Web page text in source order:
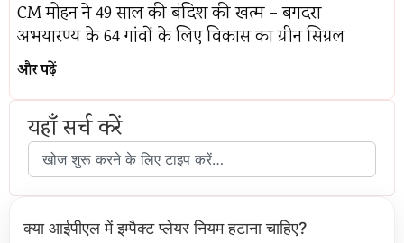
CM मोहन ने 49 साल की बंदिश की खत्म – बगदरा
अभयारण्य के 64 गांवों के लिए विकास का ग्रीन सिग्नल
और पढ़ें
यहाँ सर्च करें
क्या आईपीएल में इम्पैक्ट प्लेयर नियम हटाना चाहिए?